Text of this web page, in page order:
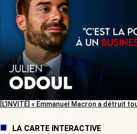
[L’INVITÉ] « Emmanuel Macron a détruit
LA CARTE INTERACTIVE